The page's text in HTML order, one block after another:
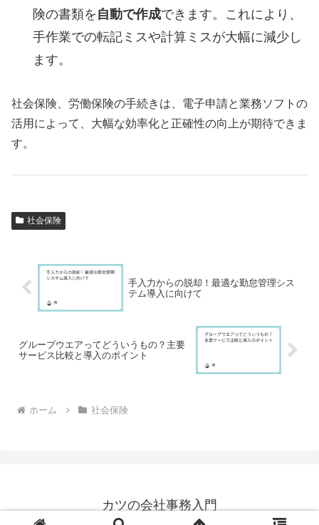
険の書類を 自動で作成できます。これにより、
手作業での転記ミスや計算ミスが大幅に減少し
ます。
社会保険、労働保険の手続きは、電子申請と業務ソフトの
活用によって、大幅な効率化と正確性の向上が期待できま
す。
社会保険
手入力からの脱却！最適な勤怠管理シス
テム導入に向けて
グループウエアってどういうもの？主要
サービス比較と導入のポイント
ホーム 社会保険
カツの会社事務入門